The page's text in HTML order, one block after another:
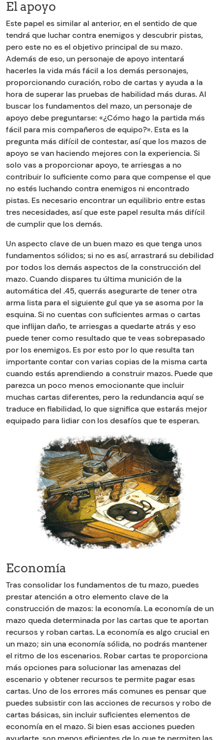
El apoyo
Este papel es similar al anterior, en el sentido de que
tendrá que luchar contra enemigos y descubrir pistas,
pero este no es el objetivo principal de su mazo.
Además de eso, un personaje de apoyo intentará
hacerles la vida más fácil a los demás personajes,
proporcionando curación, robo de cartas y ayuda a la
hora de superar las pruebas de habilidad más duras. Al
buscar los fundamentos del mazo, un personaje de
apoyo debe preguntarse: «¿Cómo hago la partida más
fácil para mis compañeros de equipo?». Esta es la
pregunta más difícil de contestar, así que los mazos de
apoyo se van haciendo mejores con la experiencia. Si
solo vas a proporcionar apoyo, te arriesgas a no
contribuir lo suficiente como para que compense el que
no estés luchando contra enemigos ni encontrado
pistas. Es necesario encontrar un equilibrio entre estas
tres necesidades, así que este papel resulta más difícil
de cumplir que los demás.
Un aspecto clave de un buen mazo es que tenga unos
fundamentos sólidos; si no es así, arrastrará su debilidad
por todos los demás aspectos de la construcción del
mazo. Cuando dispares tu última munición de la
automática del .45, querrás asegurarte de tener otra
arma lista para el siguiente gul que ya se asoma por la
esquina. Si no cuentas con suficientes armas o cartas
que inflijan daño, te arriesgas a quedarte atrás y eso
puede tener como resultado que te veas sobrepasado
por los enemigos. Es por esto por lo que resulta tan
importante contar con varias copias de la misma carta
cuando estás aprendiendo a construir mazos. Puede que
parezca un poco menos emocionante que incluir
muchas cartas diferentes, pero la redundancia aquí se
traduce en fiabilidad, lo que significa que estarás mejor
equipado para lidiar con los desafíos que te esperan.
Economía
Tras consolidar los fundamentos de tu mazo, puedes
prestar atención a otro elemento clave de la
construcción de mazos: la economía. La economía de un
mazo queda determinada por las cartas que te aportan
recursos y roban cartas. La economía es algo crucial en
un mazo; sin una economía sólida, no podrás mantener
el ritmo de los escenarios. Robar cartas te proporciona
más opciones para solucionar las amenazas del
escenario y obtener recursos te permite pagar esas
cartas. Uno de los errores más comunes es pensar que
puedes subsistir con las acciones de recursos y robo de
cartas básicas, sin incluir suficientes elementos de
economía en el mazo. Si bien esas acciones pueden